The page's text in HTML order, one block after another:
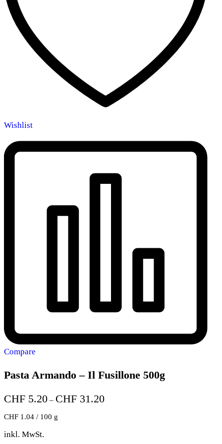
Wishlist
Compare
Pasta Armando – Il Fusillone 500g
CHF 5.20 – CHF 31.20
CHF 1.04 / 100 g
inkl. MwSt.